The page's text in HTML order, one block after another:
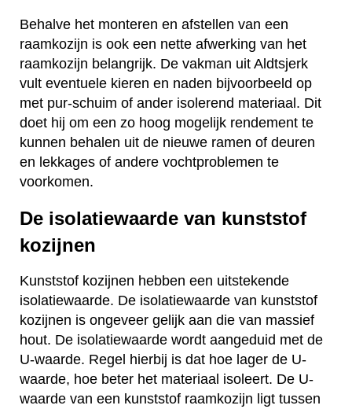
Behalve het monteren en afstellen van een
raamkozijn is ook een nette afwerking van het
raamkozijn belangrijk. De vakman uit Aldtsjerk
vult eventuele kieren en naden bijvoorbeeld op
met pur-schuim of ander isolerend materiaal. Dit
doet hij om een zo hoog mogelijk rendement te
kunnen behalen uit de nieuwe ramen of deuren
en lekkages of andere vochtproblemen te
voorkomen.
De isolatiewaarde van kunststof
kozijnen
Kunststof kozijnen hebben een uitstekende
isolatiewaarde. De isolatiewaarde van kunststof
kozijnen is ongeveer gelijk aan die van massief
hout. De isolatiewaarde wordt aangeduid met de
U-waarde. Regel hierbij is dat hoe lager de U-
waarde, hoe beter het materiaal isoleert. De U-
waarde van een kunststof raamkozijn ligt tussen